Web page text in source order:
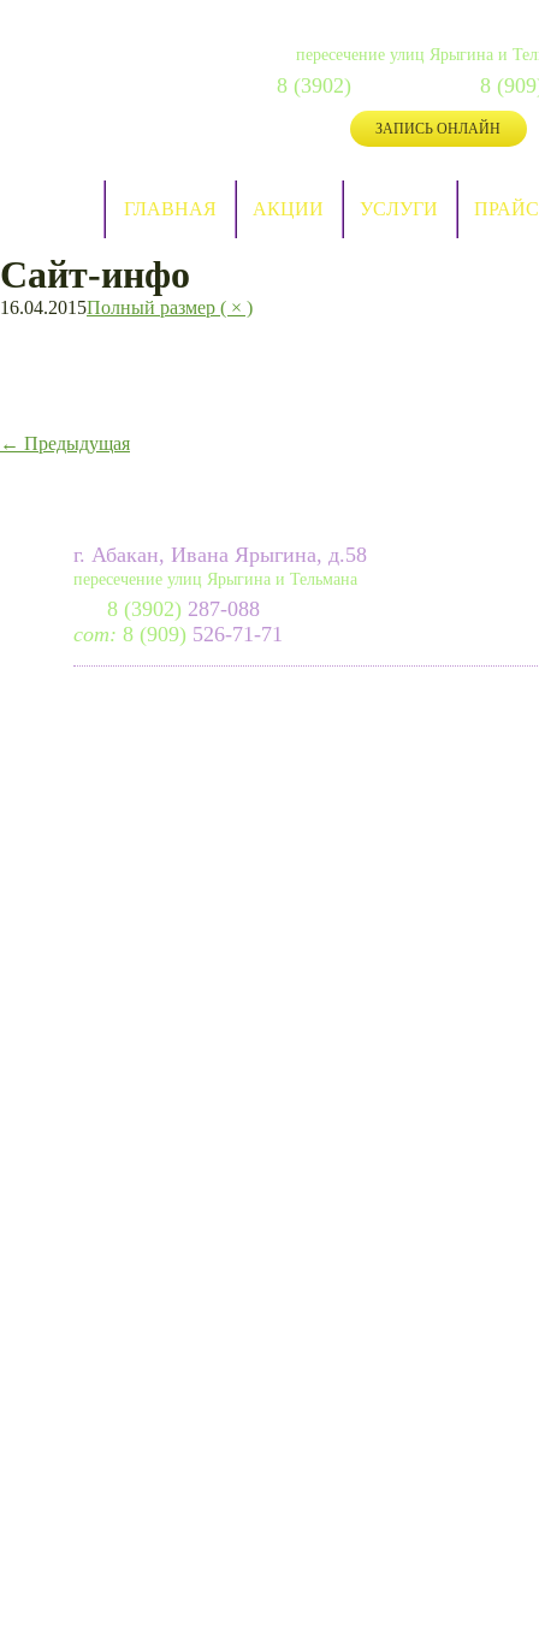
пересечение улиц Ярыгина и
8 (3902) 8
ЗАПИСЬ ОНЛАЙН
ГЛАВНАЯ АКЦИИ УСЛУГИ ПРАЙС
Сайт-инфо
16.04.2015Полный размер ( × )
← Предыдущая
г. Абакан, Ивана Ярыгина, д.58
пересечение улиц Ярыгина и Тельмана
8 (3902) 287-088
сот: 8 (909) 526-71-71